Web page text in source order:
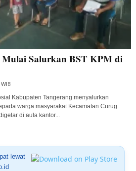
Mulai Salurkan BST KPM di
Kabupaten Tangerang menyalurkan
warga masyarakat Kecamatan Curug.
di aula kantor...
lewat